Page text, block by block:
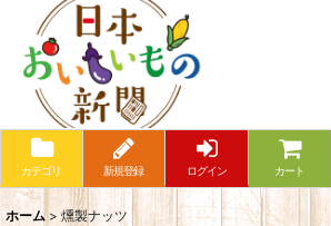
カテゴリ 新規登録 ログイン カート
ホーム > 燻製ナッツ